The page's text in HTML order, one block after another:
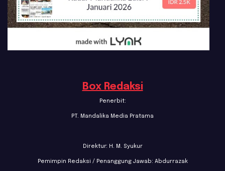
Box Redaksi
Penerbit:
PT. Mandalika Media Pratama
Direktur: H. M. Syukur
Pemimpin Redaksi / Penanggung Jawab: Abdurrazak